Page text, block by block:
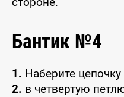
Бантик №4
1. Наберите
2. в четвертую